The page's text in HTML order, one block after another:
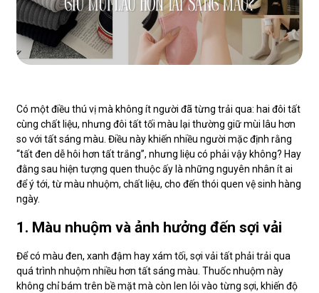
Có một điều thú vị mà không ít người đã từng trải qua: hai đôi tất
cùng chất liệu, nhưng đôi tất tối màu lại thường giữ mùi lâu hơn
so với tất sáng màu. Điều này khiến nhiều người mặc định rằng
“tất đen dễ hôi hơn tất trắng”, nhưng liệu có phải vậy không? Hay
đằng sau hiện tượng quen thuộc ấy là những nguyên nhân ít ai
để ý tới, từ màu nhuộm, chất liệu, cho đến thói quen vệ sinh hàng
ngày.
1. Màu nhuộm và ảnh hưởng đến sợi vải
Để có màu đen, xanh đậm hay xám tối, sợi vải tất phải trải qua
quá trình nhuộm nhiều hơn tất sáng màu. Thuốc nhuộm này
không chỉ bám trên bề mặt mà còn len lỏi vào từng sợi, khiến độ